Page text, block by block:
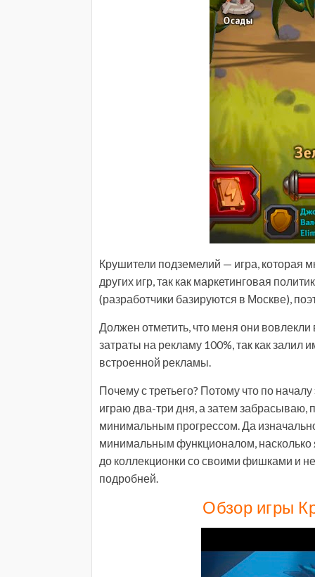
Крушители подземелий — игра, которая
других игр, так как маркетинговая
(разработчики базируются в Москве),
Должен отметить, что меня они вовлекли
затраты на рекламу 100%, так как залил
встроенной рекламы.
Почему с третьего? Потому что по
играю два-три дня, а затем забрасываю,
минимальным прогрессом. Да
минимальным функционалом, насколько
до коллекционки со своими фишками и
подробней.
Обзор игры